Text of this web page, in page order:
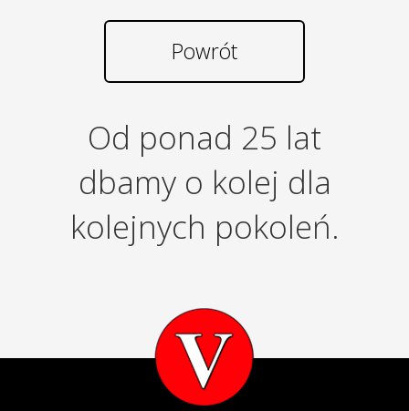
Powrót
Od ponad 25 lat
dbamy o kolej dla
kolejnych pokoleń.